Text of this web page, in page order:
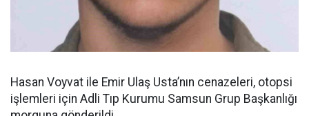
Hasan Voyvat ile Emir Ulaş Usta’nın cenazeleri, otopsi
işlemleri için Adli Tıp Kurumu Samsun Grup Başkanlığı